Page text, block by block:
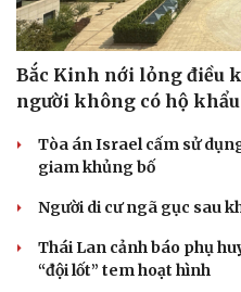
Bắc Kinh nới lỏng điều
người không có hộ khẩu
Tòa án Israel cấm sử
giam khủng bố
Người di cư ngã gục sau
Thái Lan cảnh báo phụ
“đội lốt” tem hoạt hình